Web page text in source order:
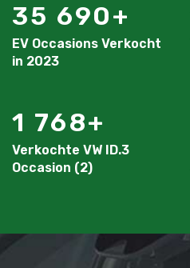
35 690
EV Occasions Verkocht
in 2023
1 768
Verkochte VW ID.3
Occasion (2)